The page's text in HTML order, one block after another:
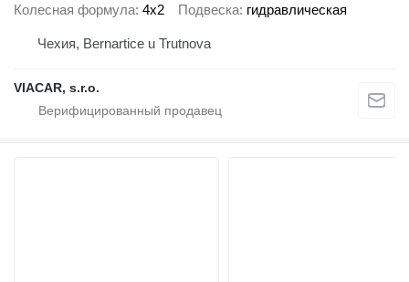
Колесная формула 4x2 Подвеска гидравлическая
Чехия, Bernartice u Trutnova
VIACAR, s.r.o.